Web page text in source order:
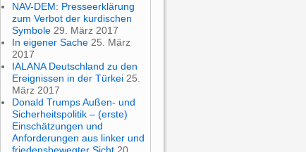
NAV-DEM: Presseerklärung
zum Verbot der kurdischen
Symbole 29. März 2017
In eigener Sache 25. März
2017
IALANA Deutschland zu den
Ereignissen in der Türkei 25.
März 2017
Donald Trumps Außen- und
Sicherheitspolitik – (erste)
Einschätzungen und
Anforderungen aus linker und